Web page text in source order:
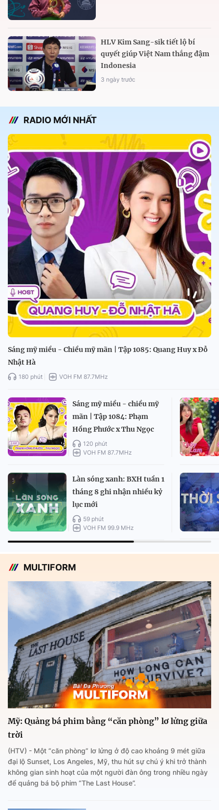
HLV Kim Sang-sik tiết lộ bí
quyết giúp Việt Nam thắng đậm
Indonesia
3 ngày trước
RADIO MỚI NHẤT
Sáng mỹ miều - Chiều mỹ mãn | Tập 1085: Quang Huy x Đỗ
Nhật Hà
180 phút VOH FM 87.7MHz
Sáng mỹ miều - chiều mỹ
mãn | Tập 1084: Phạm
Hồng Phước x Thu Ngọc
120 phút
VOH FM 87.7MHz
Làn sóng xanh: BXH tuần 1
tháng 8 ghi nhận nhiều kỷ
lục mới
59 phút
VOH FM 99.9 MHz
MULTIFORM
Mỹ: Quảng bá phim bằng “căn phòng” lơ lửng giữa
trời
(HTV) - Một “căn phòng” lơ lửng ở độ cao khoảng 9 mét giữa
đại lộ Sunset, Los Angeles, Mỹ, thu hút sự chú ý khi trở thành
không gian sinh hoạt của một người đàn ông trong nhiều ngày
để quảng bá bộ phim “The Last House”.